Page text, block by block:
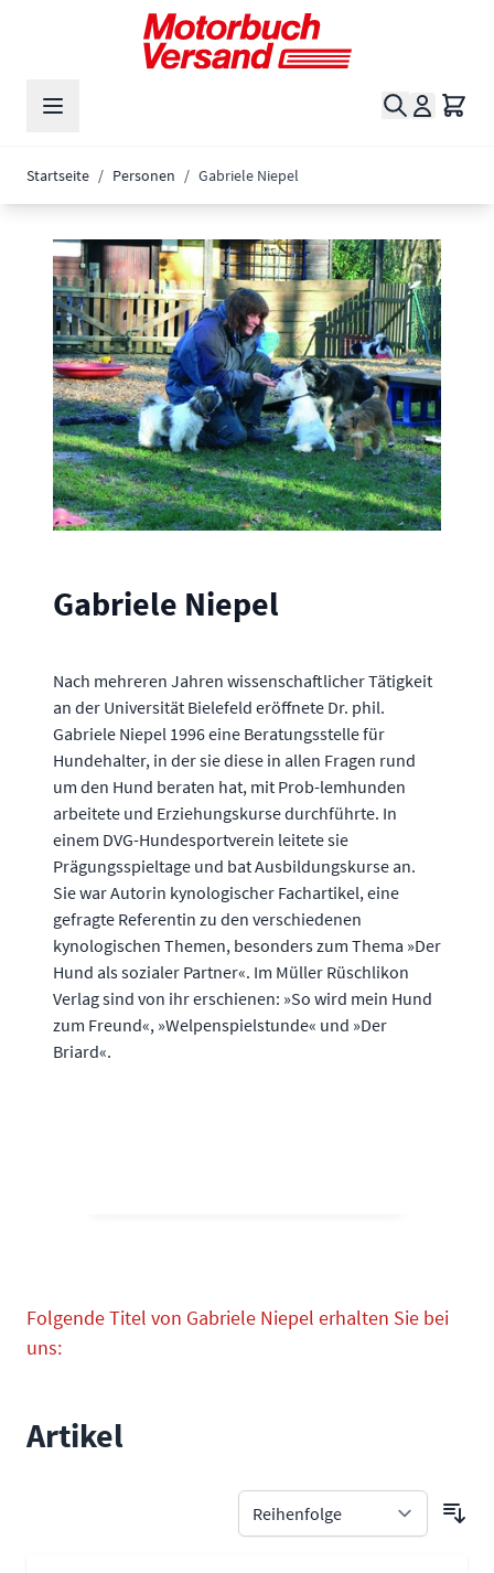
Zum Inhalt springen
Suche
Startseite / Personen / Gabriele Niepel
Gabriele Niepel
Nach mehreren Jahren wissenschaftlicher Tätigkeit
an der Universität Bielefeld eröffnete Dr. phil.
Gabriele Niepel 1996 eine Beratungsstelle für
Hundehalter, in der sie diese in allen Fragen rund
um den Hund beraten hat, mit Prob-lemhunden
arbeitete und Erziehungskurse durchführte. In
einem DVG-Hundesportverein leitete sie
Prägungsspieltage und bat Ausbildungskurse an.
Sie war Autorin kynologischer Fachartikel, eine
gefragte Referentin zu den verschiedenen
kynologischen Themen, besonders zum Thema »Der
Hund als sozialer Partner«. Im Müller Rüschlikon
Verlag sind von ihr erschienen: »So wird mein Hund
zum Freund«, »Welpenspielstunde« und »Der
Briard«.
Folgende Titel von Gabriele Niepel erhalten Sie bei
uns:
Artikel